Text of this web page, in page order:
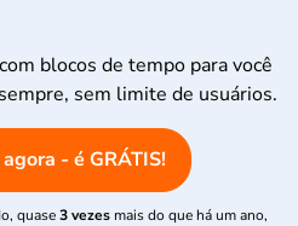
blocos de tempo para você
sem limite de usuários.
- é GRÁTIS!
quase3 vezes mais do que há um ano,